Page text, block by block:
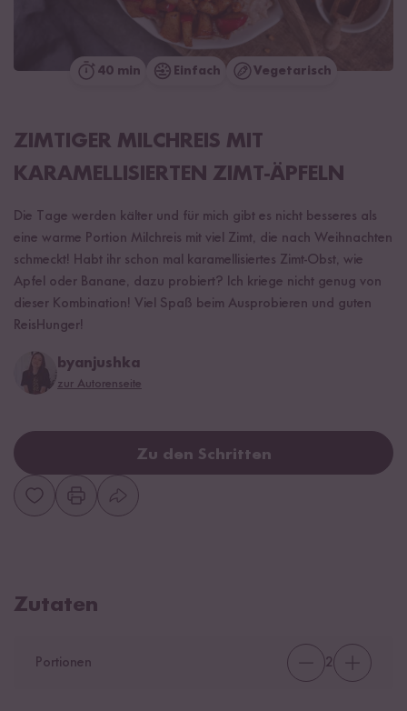
40 min Einfach Vegetarisch
ZIMTIGER MILCHREIS MIT
KARAMELLISIERTEN ZIMT-ÄPFELN
Die Tage werden kälter und für mich gibt es nicht besseres als
eine warme Portion Milchreis mit viel Zimt, die nach Weihnachten
schmeckt! Habt ihr schon mal karamellisiertes Zimt-Obst, wie
Apfel oder Banane, dazu probiert? Ich kriege nicht genug von
dieser Kombination! Viel Spaß beim Ausprobieren und guten
ReisHunger!
byanjushka
zur Autorenseite
Zu den Schritten
Zutaten
Portionen 2